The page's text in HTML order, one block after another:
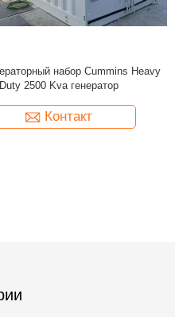
60Hz Перкинс тихий дизельный
15 KW дизельный генератор
Контакт